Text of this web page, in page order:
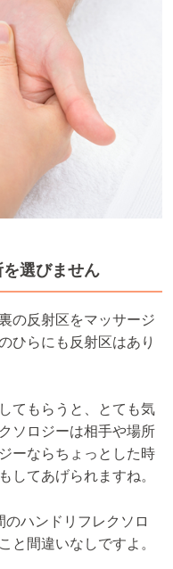
選びません
の反射区をマッサージ
ひらにも反射区はあり
てもらうと、とても気
ソロジーは相手や場所
ーならちょっとした時
してあげられますね。
ハンドリフレクソロ
と間違いなしですよ。